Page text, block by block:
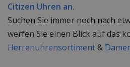
Citizen Uhren an.
Suchen Sie immer noch nach
werfen Sie einen Blick auf das
Herrenuhrensortiment&